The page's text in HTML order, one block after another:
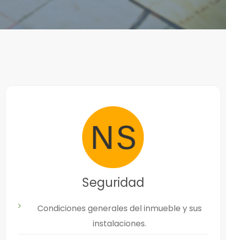
Seguridad
Condiciones generales del inmueble y sus
instalaciones.